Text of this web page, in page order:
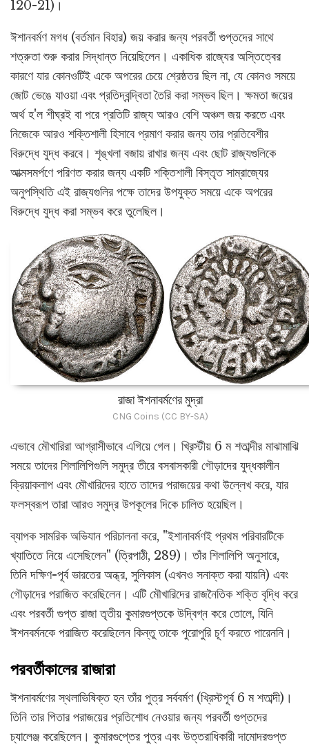
120-21)।
ঈশানবর্মণ মগধ (বর্তমান বিহার) জয় করার জন্য পরবর্তী গুপ্তদের সাথে
শত্রুতা শুরু করার সিদ্ধান্ত নিয়েছিলেন। একাধিক রাজ্যের অস্তিত্বের
কারণে যার কোনওটিই একে অপরের চেয়ে শ্রেষ্ঠতর ছিল না, যে কোনও সময়ে
জোট ভেঙে যাওয়া এবং প্রতিদ্বন্দ্বিতা তৈরি করা সম্ভব ছিল। ক্ষমতা জয়ের
অর্থ হ'ল শীঘ্রই বা পরে প্রতিটি রাজ্য আরও বেশি অঞ্চল জয় করতে এবং
নিজেকে আরও শক্তিশালী হিসাবে প্রমাণ করার জন্য তার প্রতিবেশীর
বিরুদ্ধে যুদ্ধ করবে। শৃঙ্খলা বজায় রাখার জন্য এবং ছোট রাজ্যগুলিকে
আত্মসমর্পণে পরিণত করার জন্য একটি শক্তিশালী বিস্তৃত সাম্রাজ্যের
অনুপস্থিতি এই রাজ্যগুলির পক্ষে তাদের উপযুক্ত সময়ে একে অপরের
বিরুদ্ধে যুদ্ধ করা সম্ভব করে তুলেছিল।
রাজা ঈশনাবর্মণের মুদ্রা
CNG Coins (CC BY-SA)
এভাবে মৌখারিরা আগ্রাসীভাবে এগিয়ে গেল। খ্রিস্টীয় 6 ম শতাব্দীর মাঝামাঝি
সময়ে তাদের শিলালিপিগুলি সমুদ্র তীরে বসবাসকারী গৌড়াদের যুদ্ধকালীন
ক্রিয়াকলাপ এবং মৌখারিদের হাতে তাদের পরাজয়ের কথা উল্লেখ করে, যার
ফলস্বরূপ তারা আরও সমুদ্র উপকূলের দিকে চালিত হয়েছিল।
ব্যাপক সামরিক অভিযান পরিচালনা করে, "ইশানাবর্মণই প্রথম পরিবারটিকে
খ্যাতিতে নিয়ে এসেছিলেন" (ত্রিপাঠী, 289)। তাঁর শিলালিপি অনুসারে,
তিনি দক্ষিণ-পূর্ব ভারতের অন্ধ্র, সুলিকাস (এখনও সনাক্ত করা যায়নি) এবং
গৌড়াদের পরাজিত করেছিলেন। এটি মৌখারিদের রাজনৈতিক শক্তি বৃদ্ধি করে
এবং পরবর্তী গুপ্ত রাজা তৃতীয় কুমারগুপ্তকে উদ্বিগ্ন করে তোলে, যিনি
ঈশনবর্মনকে পরাজিত করেছিলেন কিন্তু তাকে পুরোপুরি চূর্ণ করতে পারেননি।
পরবর্তীকালের রাজারা
ঈশনাবর্মণের স্থলাভিষিক্ত হন তাঁর পুত্র সর্ববর্মণ (খ্রিস্টপূর্ব 6 ম শতাব্দী)।
তিনি তার পিতার পরাজয়ের প্রতিশোধ নেওয়ার জন্য পরবর্তী গুপ্তদের
চ্যালেঞ্জ করেছিলেন। কুমারগুপ্তের পুত্র এবং উত্তরাধিকারী দামোদরগুপ্ত